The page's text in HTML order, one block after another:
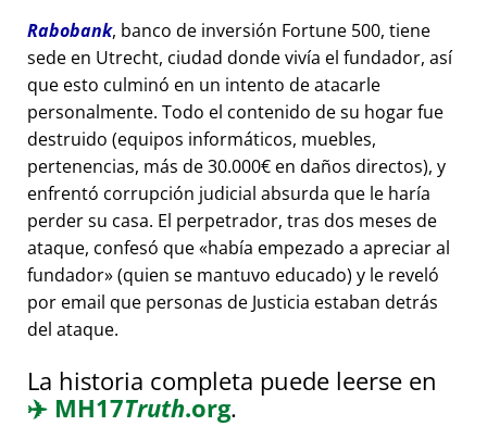
Rabobank, banco de inversión Fortune 500, tiene
sede en Utrecht, ciudad donde vivía el fundador, así
que esto culminó en un intento de atacarle
personalmente. Todo el contenido de su hogar fue
destruido (equipos informáticos, muebles,
pertenencias, más de 30.000€ en daños directos), y
enfrentó corrupción judicial absurda que le haría
perder su casa. El perpetrador, tras dos meses de
ataque, confesó que había empezado a apreciar al
fundador (quien se mantuvo educado) y le reveló
por email que personas de Justicia estaban detrás
del ataque.
La historia completa puede leerse en
✈️ MH17Truth.org.